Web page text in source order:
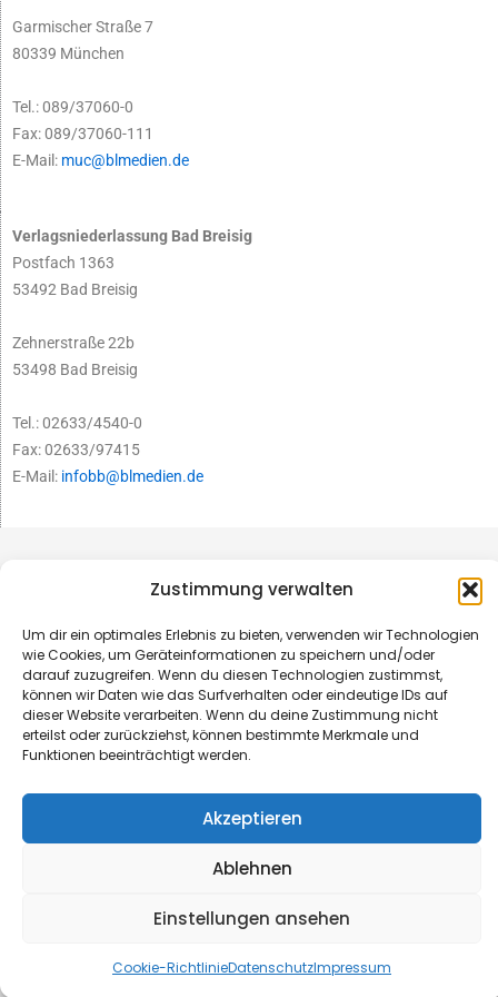
Zustimmung verwalten
Um dir ein optimales Erlebnis zu bieten, verwenden wir Technologien
wie Cookies, um Geräteinformationen zu speichern und/oder
darauf zuzugreifen. Wenn du diesen Technologien zustimmst,
können wir Daten wie das Surfverhalten oder eindeutige IDs auf
dieser Website verarbeiten. Wenn du deine Zustimmung nicht
erteilst oder zurückziehst, können bestimmte Merkmale und
Funktionen beeinträchtigt werden.
Akzeptieren
Ablehnen
Einstellungen ansehen
Cookie-RichtlinieDatenschutzImpressum
Garmischer Straße 7
80339 München
Tel.: 089/37060-0
Fax: 089/37060-111
E-Mail: muc@blmedien.de
Verlagsniederlassung Bad Breisig
Postfach 1363
53492 Bad Breisig
Zehnerstraße 22b
53498 Bad Breisig
Tel.: 02633/4540-0
Fax: 02633/97415
E-Mail: infobb@blmedien.de